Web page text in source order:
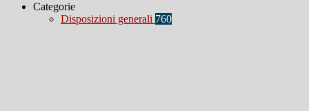
Categorie
Disposizioni generali 760